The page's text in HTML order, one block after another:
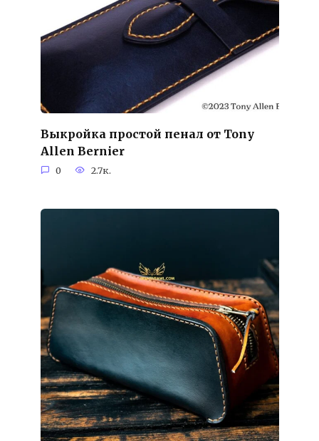
Выкройка простой пенал от Tony
Allen Bernier
0 2.7к.